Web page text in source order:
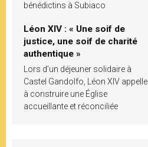
bénédictins à Subiaco
Léon XIV : « Une soif de
justice, une soif de charité
authentique »
Lors d’un déjeuner solidaire à
Castel Gandolfo, Léon XIV appelle
à construire une Église
accueillante et réconciliée